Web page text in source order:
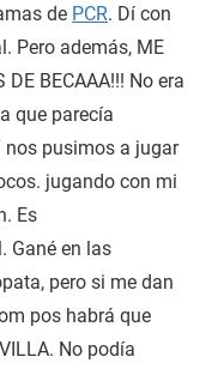
de PCR. Dí con
Pero además, ME
DE BECAAA!!! No era
que parecía
nos pusimos a jugar
jugando con mi
Es
Gané en las
pero si me dan
pos habrá que
No podía